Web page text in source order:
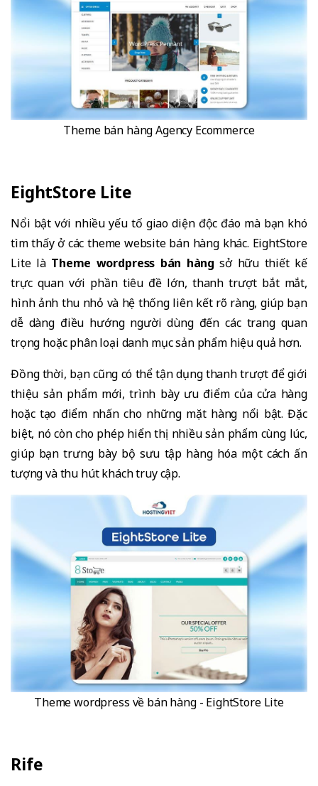
Theme bán hàng Agency Ecommerce
EightStore Lite
Nổi bật với nhiều yếu tố giao diện độc đáo mà bạn khó
tìm thấy ở các theme website bán hàng khác. EightStore
Lite là Theme wordpress bán hàng sở hữu thiết kế
trực quan với phần tiêu đề lớn, thanh trượt bắt mắt,
hình ảnh thu nhỏ và hệ thống liên kết rõ ràng, giúp bạn
dễ dàng điều hướng người dùng đến các trang quan
trọng hoặc phân loại danh mục sản phẩm hiệu quả hơn.
Đồng thời, bạn cũng có thể tận dụng thanh trượt để giới
thiệu sản phẩm mới, trình bày ưu điểm của cửa hàng
hoặc tạo điểm nhấn cho những mặt hàng nổi bật. Đặc
biệt, nó còn cho phép hiển thị nhiều sản phẩm cùng lúc,
giúp bạn trưng bày bộ sưu tập hàng hóa một cách ấn
tượng và thu hút khách truy cập.
Theme wordpress về bán hàng - EightStore Lite
Rife